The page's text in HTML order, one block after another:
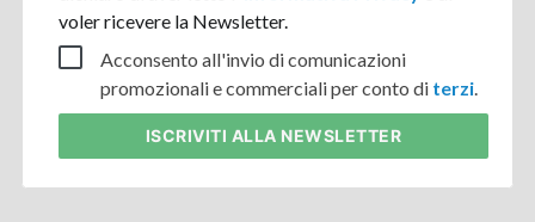
voler ricevere la Newsletter.
Acconsento all'invio di comunicazioni
promozionali e commerciali per conto di terzi.
ISCRIVITI ALLA NEWSLETTER